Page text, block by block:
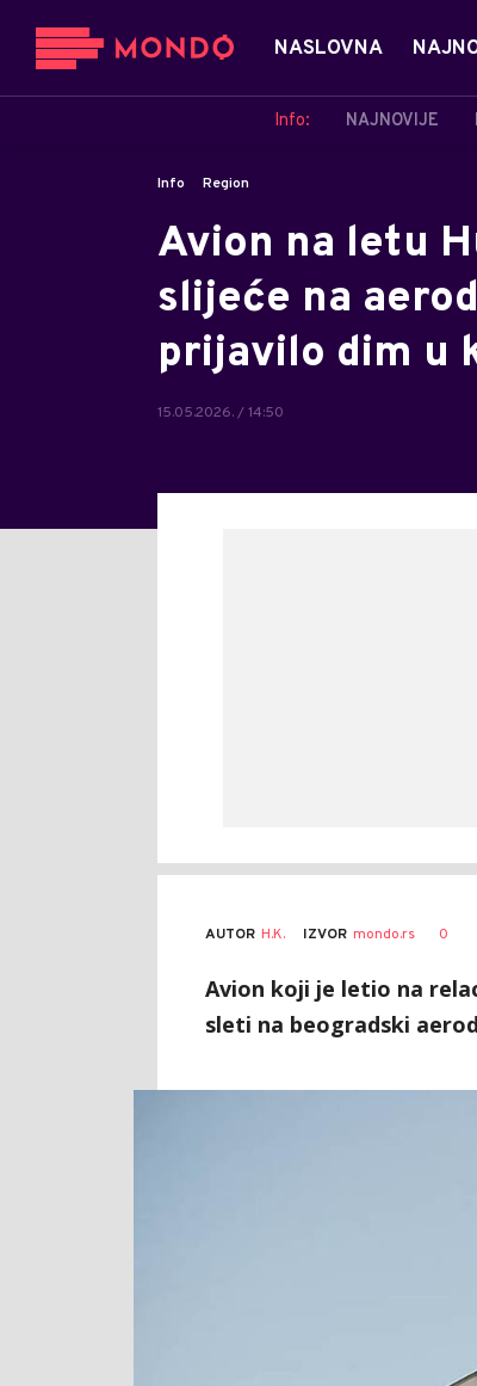
NASLOVNA
Info: NAJNOVIJE
Info Region
Avion na letu
slijeće na
prijavilo dim u
15.05.2026. / 14:50
AUTOR H.K. IZVOR mondo.rs 0
Avion koji je letio na
sleti na beogradski